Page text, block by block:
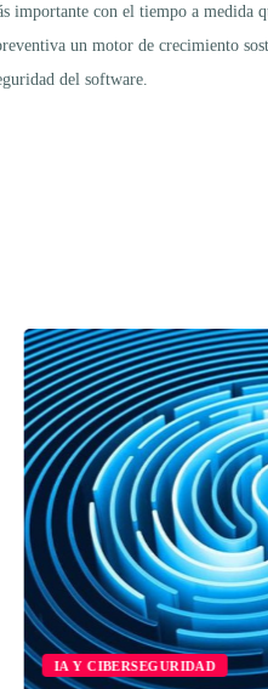
importante con el tiempo a medida
un motor de crecimiento
del software.
IA Y CIBERSEGURIDAD